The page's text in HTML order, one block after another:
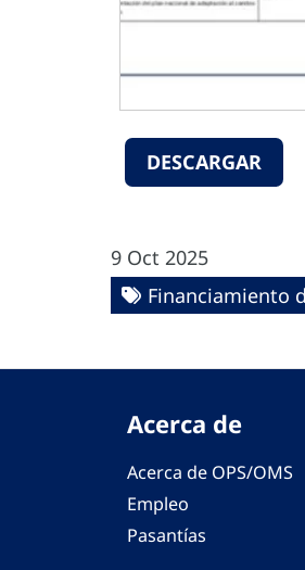
DESCARGAR
9 Oct 2025
Financiamiento
Acerca de
Acerca de OPS/OMS
Empleo
Pasantías